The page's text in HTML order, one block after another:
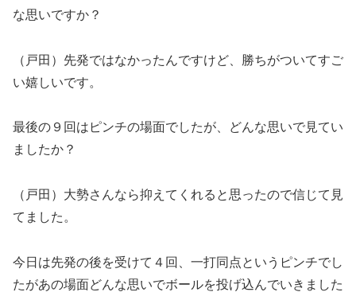
な思いですか？
（戸田）先発ではなかったんですけど、勝ちがついてすご
い嬉しいです。
最後の９回はピンチの場面でしたが、どんな思いで見てい
ましたか？
（戸田）大勢さんなら抑えてくれると思ったので信じて見
てました。
今日は先発の後を受けて４回、一打同点というピンチでし
たがあの場面どんな思いでボールを投げ込んでいきました